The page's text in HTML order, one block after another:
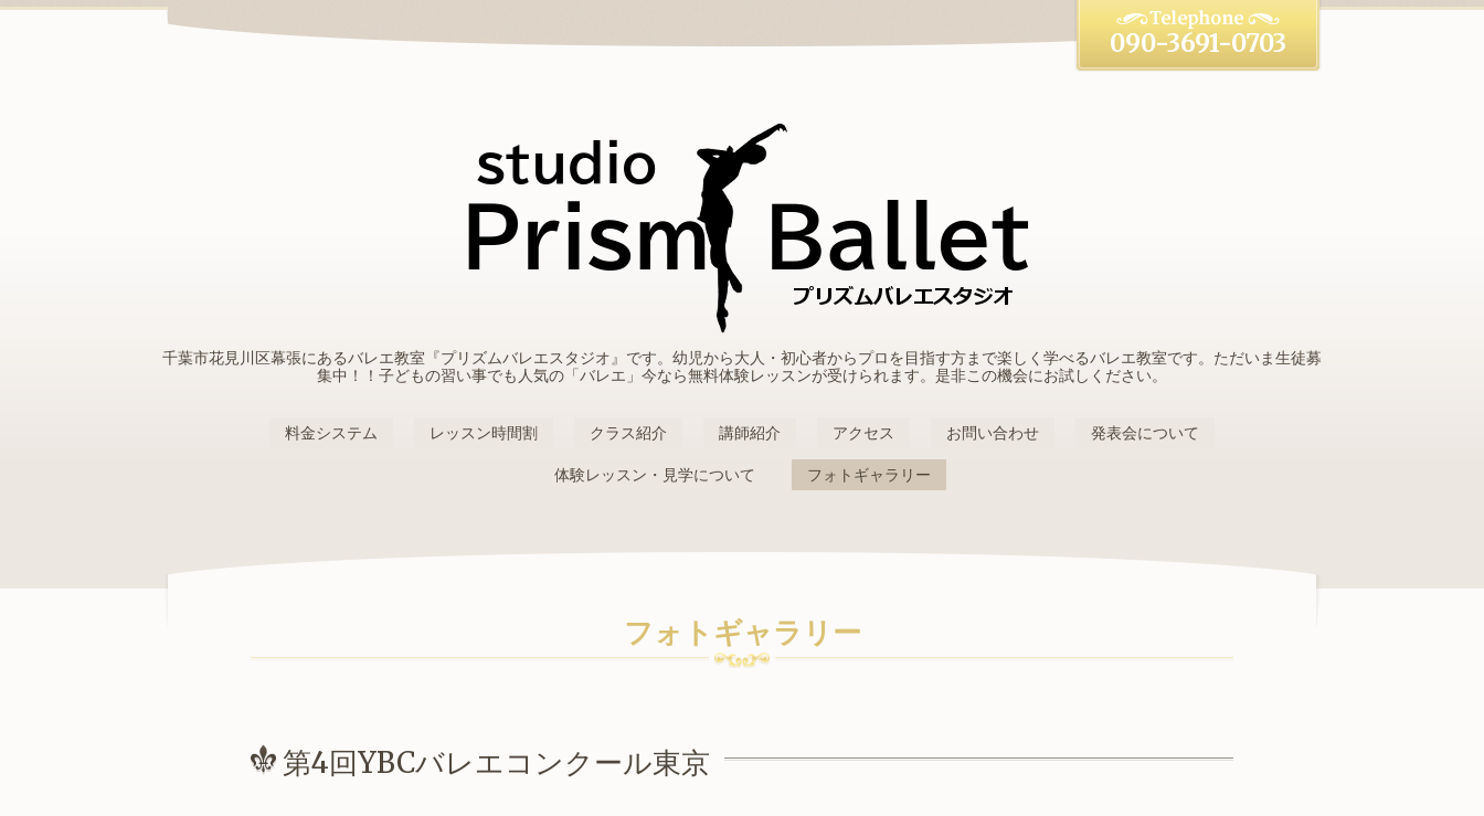
千葉市花見川区幕張にあるバレエ教室『プリズムバレエスタジオ』です。幼児から大人・初心者からプロを目指す方まで楽しく学べるバレエ教室です。ただいま生徒募
集中！！子どもの習い事でも人気の「バレエ」今なら無料体験レッスンが受けられます。是非この機会にお試しください。
090-3691-0703
料金システム レッスン時間割 クラス紹介 講師紹介 アクセス お問い合わせ 発表会について
体験レッスン・見学について フォトギャラリー
フォトギャラリー
第4回YBCバレエコンクール東京